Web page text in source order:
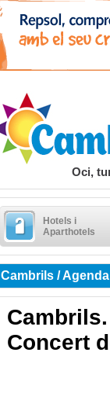
Oci,
Hotels i
Aparthotels
Cambrils /
Concert